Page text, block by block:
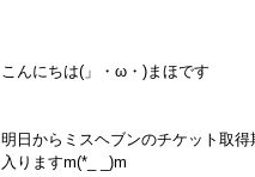
こんにちは(」・ω・)まほです
明日からミスヘブンのチケット取得
入りますm(*_ _)m